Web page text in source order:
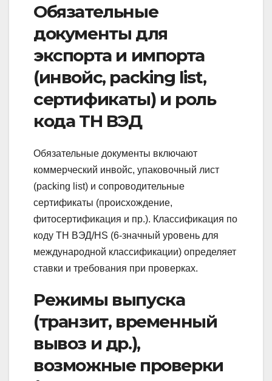
Обязательные
документы для
экспорта и импорта
(инвойс, packing list,
сертификаты) и роль
кода ТН ВЭД
Обязательные документы включают
коммерческий инвойс, упаковочный лист
(packing list) и сопроводительные
сертификаты (происхождение,
фитосертификация и пр.). Классификация по
коду ТН ВЭД/HS (6‑значный уровень для
международной классификации) определяет
ставки и требования при проверках.
Режимы выпуска
(транзит, временный
вывоз и др.),
возможные проверки